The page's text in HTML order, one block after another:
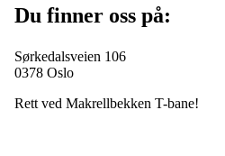
Du finner oss på:
Sørkedalsveien 106
0378 Oslo
Rett ved Makrellbekken T-bane!